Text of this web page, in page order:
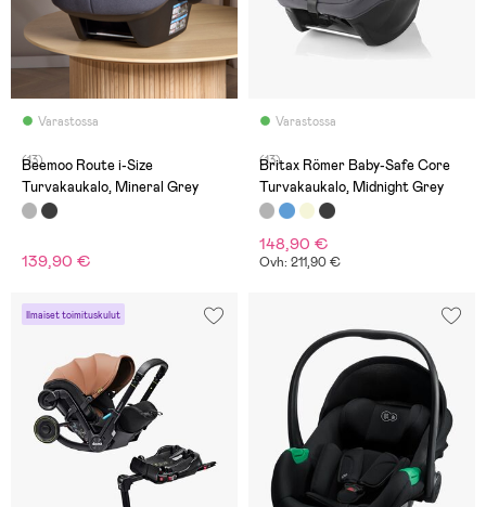
Varastossa
(13)
Beemoo Route i-Size
Turvakaukalo, Mineral Grey
139,90 €
Varastossa
(13)
Britax Römer Baby-Safe Core
Turvakaukalo, Midnight Grey
148,90 €
Ovh: 211,90 €
Ilmaiset toimituskulut